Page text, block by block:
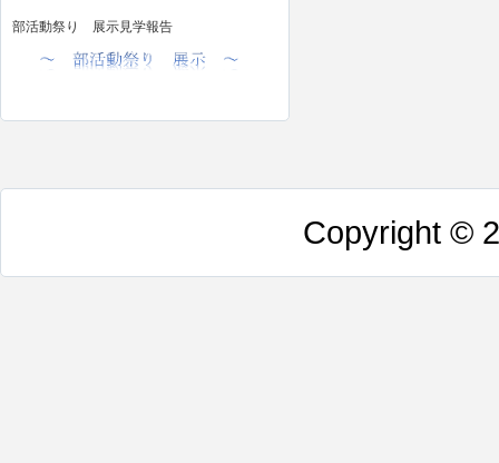
部活動祭り 展示見学報告
Copyright ©